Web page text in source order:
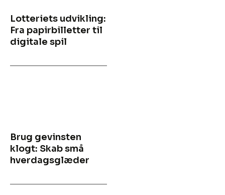
Lotteriets udvikling:
Fra papirbilletter til
digitale spil
Brug gevinsten
klogt: Skab små
hverdagsglæder